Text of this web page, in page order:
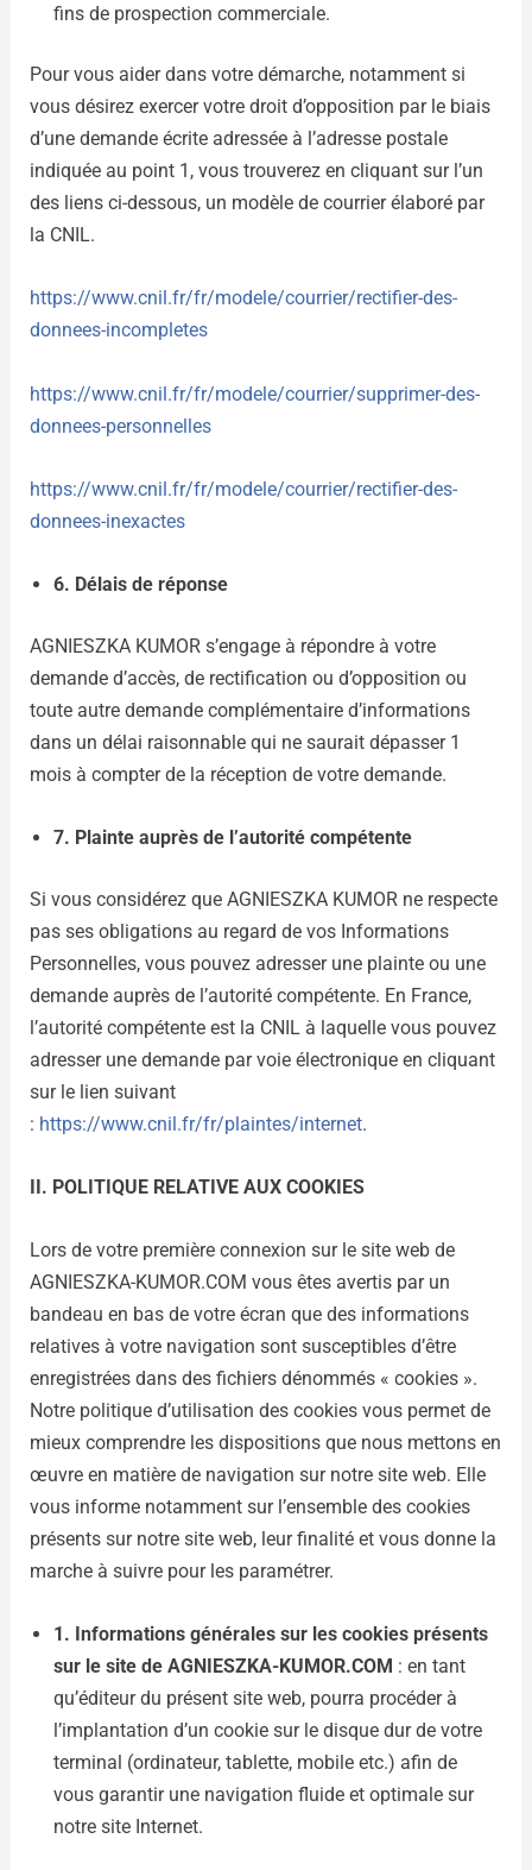
fins de prospection commerciale.
Pour vous aider dans votre démarche, notamment si
vous désirez exercer votre droit d’opposition par le biais
d’une demande écrite adressée à l’adresse postale
indiquée au point 1, vous trouverez en cliquant sur l’un
des liens ci-dessous, un modèle de courrier élaboré par
la CNIL.
https://www.cnil.fr/fr/modele/courrier/rectifier-des-
donnees-incompletes
https://www.cnil.fr/fr/modele/courrier/supprimer-des-
donnees-personnelles
https://www.cnil.fr/fr/modele/courrier/rectifier-des-
donnees-inexactes
6. Délais de réponse
AGNIESZKA KUMOR s’engage à répondre à votre
demande d’accès, de rectification ou d’opposition ou
toute autre demande complémentaire d’informations
dans un délai raisonnable qui ne saurait dépasser 1
mois à compter de la réception de votre demande.
7. Plainte auprès de l’autorité compétente
Si vous considérez que AGNIESZKA KUMOR ne respecte
pas ses obligations au regard de vos Informations
Personnelles, vous pouvez adresser une plainte ou une
demande auprès de l’autorité compétente. En France,
l’autorité compétente est la CNIL à laquelle vous pouvez
adresser une demande par voie électronique en cliquant
sur le lien suivant
: https://www.cnil.fr/fr/plaintes/internet.
II. POLITIQUE RELATIVE AUX COOKIES
Lors de votre première connexion sur le site web de
AGNIESZKA-KUMOR.COM vous êtes avertis par un
bandeau en bas de votre écran que des informations
relatives à votre navigation sont susceptibles d’être
enregistrées dans des fichiers dénommés « cookies ».
Notre politique d’utilisation des cookies vous permet de
mieux comprendre les dispositions que nous mettons en
œuvre en matière de navigation sur notre site web. Elle
vous informe notamment sur l’ensemble des cookies
présents sur notre site web, leur finalité et vous donne la
marche à suivre pour les paramétrer.
1. Informations générales sur les cookies présents
sur le site deAGNIESZKA-KUMOR.COM : en tant
qu’éditeur du présent site web, pourra procéder à
l’implantation d’un cookie sur le disque dur de votre
terminal (ordinateur, tablette, mobile etc.) afin de
vous garantir une navigation fluide et optimale sur
notre site Internet.